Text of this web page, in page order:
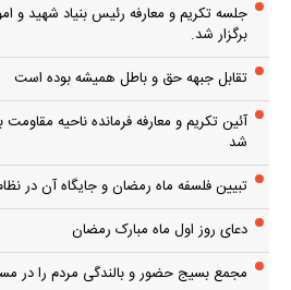
جلسه تکریم و معارفه رئیس بنیاد شهید و
برگزار شد.
تقابل جبهه حق و باطل همیشه بوده است
آئین تکریم و معارفه فرمانده ناحیه
شد
تبیین فلسفه ماه رمضان و جایگاه آن در
دعای روز اول ماه مبارک رمضان
مجمع بسیج حضور و بالندگی مردم را در